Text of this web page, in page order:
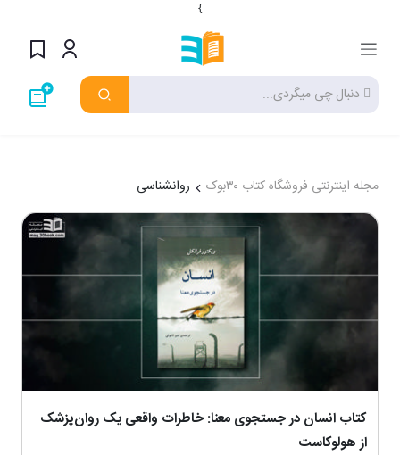
}
مجله اینترنتی فروشگاه کتاب ۳۰بوک روانشناسی
کتاب انسان در جستجوی معنا: خاطرات واقعی یک روان‌پزشک
از هولوکاست